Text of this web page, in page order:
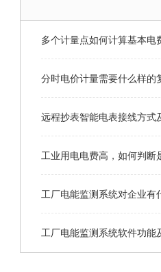
多个计量点如何计算基本电
远程抄表智能电表接线方式
工厂电能监测系统对企业有
工厂电能监测系统软件功能